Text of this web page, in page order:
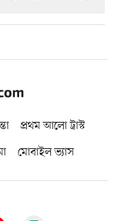
প্রথম আলো ট্রাস্ট
মোবাইল ভ্যাস